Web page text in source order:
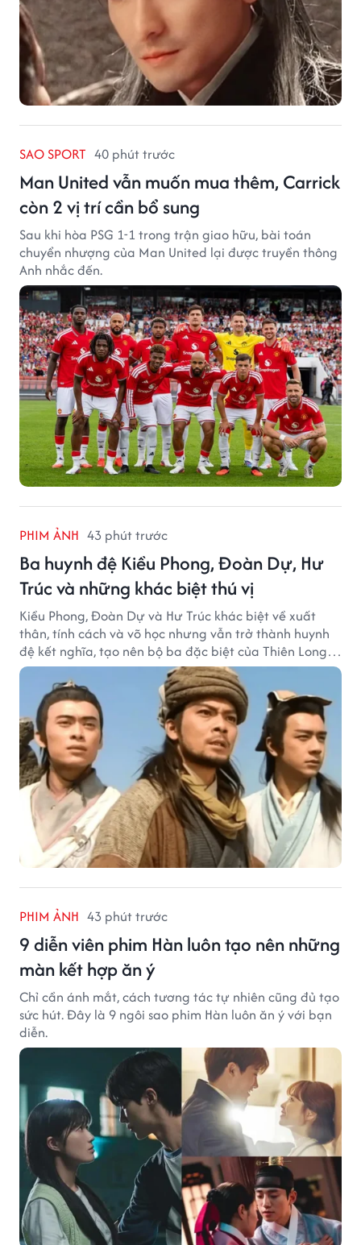
SAO SPORT 40 phút trước
Man United vẫn muốn mua thêm, Carrick
còn 2 vị trí cần bổ sung
Sau khi hòa PSG 1-1 trong trận giao hữu, bài toán
chuyển nhượng của Man United lại được truyền thông
Anh nhắc đến.
PHIM ẢNH 43 phút trước
Ba huynh đệ Kiều Phong, Đoàn Dự, Hư
Trúc và những khác biệt thú vị
Kiều Phong, Đoàn Dự và Hư Trúc khác biệt về xuất
thân, tính cách và võ học nhưng vẫn trở thành huynh
đệ kết nghĩa, tạo nên bộ ba đặc biệt của Thiên Long
Bát Bộ.
PHIM ẢNH 43 phút trước
9 diễn viên phim Hàn luôn tạo nên những
màn kết hợp ăn ý
Chỉ cần ánh mắt, cách tương tác tự nhiên cũng đủ tạo
sức hút. Đây là 9 ngôi sao phim Hàn luôn ăn ý với bạn
diễn.